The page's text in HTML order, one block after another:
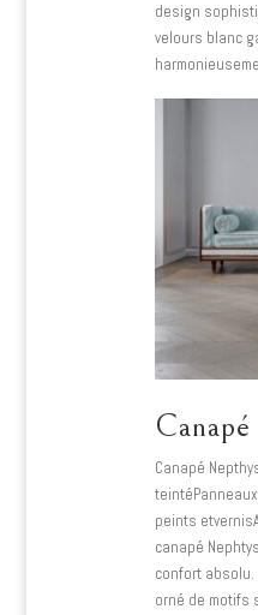
design
velours blanc
Canapé
peints
canapé
confort
orné de motifs